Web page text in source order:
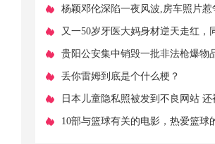
杨颖邓伦深陷一夜风波,房车照片惹
雅之举惹怒中国男篮
又一50岁牙医大妈身材逆天走红，
同框胜似姐妹！
贵阳公安集中销毁一批非法枪爆物
​丢你雷姆到底是个什么梗？
日本儿童隐私照被发到不良网站 还
AI训练
​10部与篮球有关的电影，热爱篮球